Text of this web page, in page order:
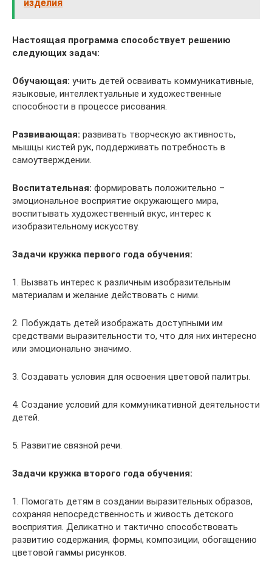
изделия
Настоящая программа способствует решению
следующих задач:
Обучающая: учить детей осваивать коммуникативные,
языковые, интеллектуальные и художественные
способности в процессе рисования.
Развивающая: развивать творческую активность,
мышцы кистей рук, поддерживать потребность в
самоутверждении.
Воспитательная: формировать положительно –
эмоциональное восприятие окружающего мира,
воспитывать художественный вкус, интерес к
изобразительному искусству.
Задачи кружка первого года обучения:
1. Вызвать интерес к различным изобразительным
материалам и желание действовать с ними.
2. Побуждать детей изображать доступными им
средствами выразительности то, что для них интересно
или эмоционально значимо.
3. Создавать условия для освоения цветовой палитры.
4. Создание условий для коммуникативной деятельности
детей.
5. Развитие связной речи.
Задачи кружка второго года обучения:
1. Помогать детям в создании выразительных образов,
сохраняя непосредственность и живость детского
восприятия. Деликатно и тактично способствовать
развитию содержания, формы, композиции, обогащению
цветовой гаммы рисунков.